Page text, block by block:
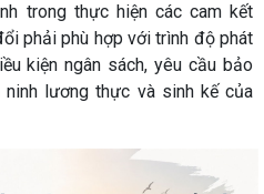
trong thực hiện các cam kết
phải phù hợp với trình độ phát
kiện ngân sách, yêu cầu bảo
lương thực và sinh kế của